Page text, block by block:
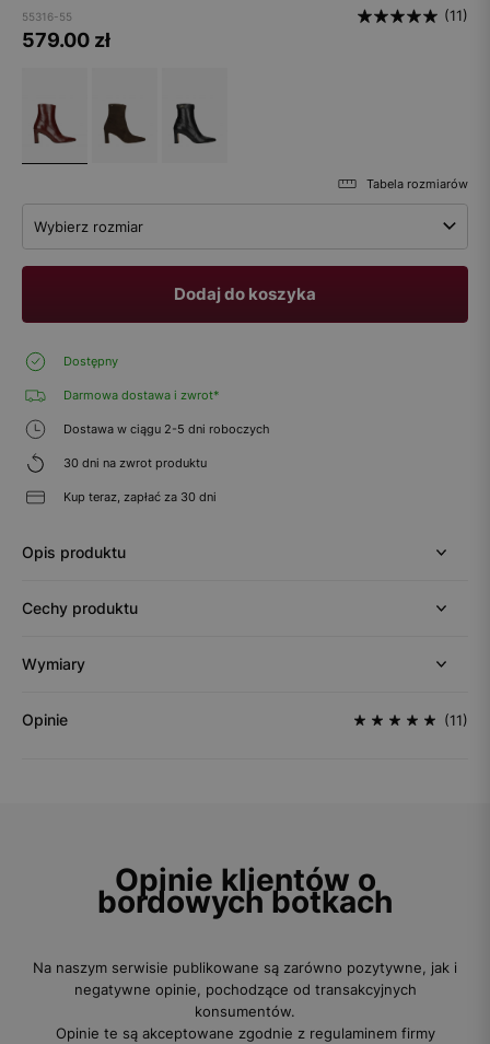
55316-55 (11)
579.00 zł
Tabela rozmiarów
Wybierz rozmiar
Dodaj do koszyka
Dostępny
Darmowa dostawa i zwrot*
Dostawa w ciągu 2-5 dni roboczych
30 dni na zwrot produktu
Kup teraz, zapłać za 30 dni
Opis produktu
Cechy produktu
Wymiary
Opinie (11)
Opinie klientów o
bordowych botkach
Na naszym serwisie publikowane są zarówno pozytywne, jak i
negatywne opinie, pochodzące od transakcyjnych
konsumentów.
Opinie te są akceptowane zgodnie z regulaminem firmy